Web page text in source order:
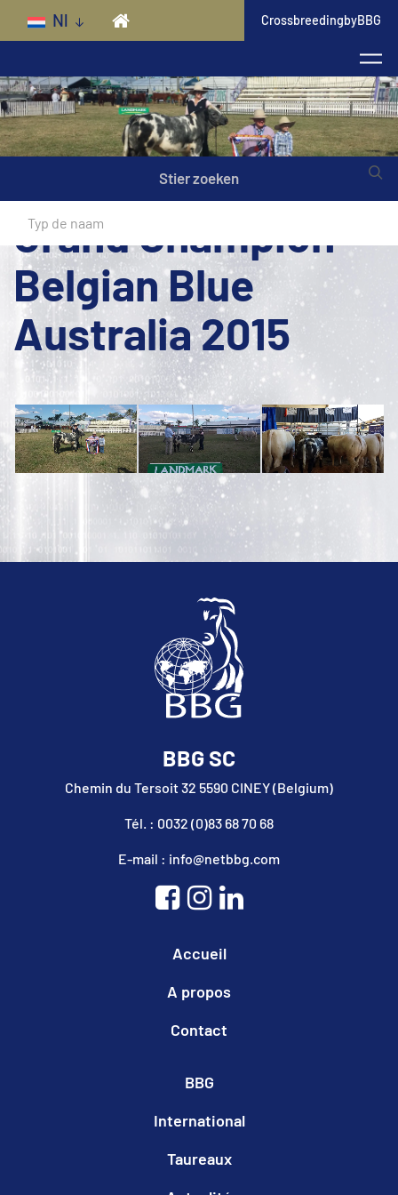
Skip to main content
Nl CrossbreedingbyBBG
Stier zoeken
Grand Champion
Belgian Blue
Australia 2015
BBG SC
Chemin du Tersoit 32 5590 CINEY (Belgium)
Tél. : 0032 (0)83 68 70 68
E-mail : info@netbbg.com
Accueil
A propos
Contact
BBG
International
Taureaux